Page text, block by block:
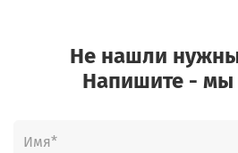
Не нашли
Напишите - мы